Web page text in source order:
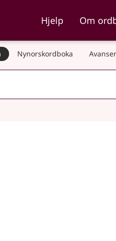
Hjelp Om
Nynorskordboka